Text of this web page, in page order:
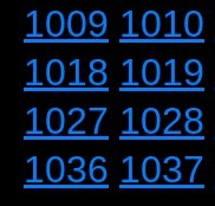
1009 1010
1018 1019
1027 1028
1036 1037